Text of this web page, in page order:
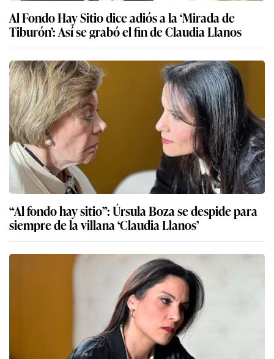
Al Fondo Hay Sitio dice adiós a la ‘Mirada de
Tiburón’: Así se grabó el fin de Claudia Llanos
“Al fondo hay sitio”: Úrsula Boza se despide para
siempre de la villana ‘Claudia Llanos’